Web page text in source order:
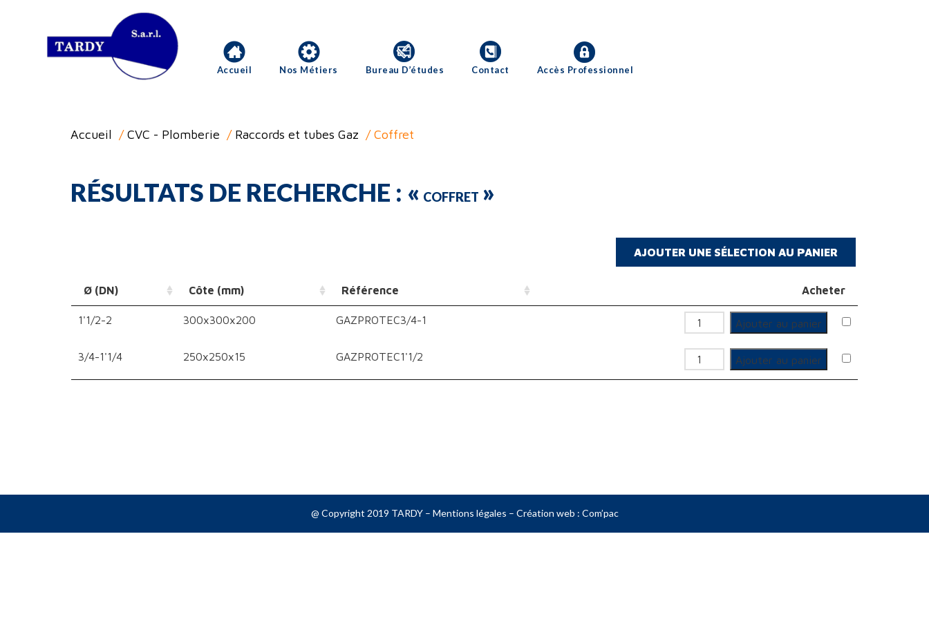
Accueil Nos Métiers Bureau D’études Contact Accès Professionnel
Accueil /CVC - Plomberie / Raccords et tubes Gaz / Coffret
RÉSULTATS DE RECHERCHE : « COFFRET »
Ø (DN) Côte (mm) Référence Acheter
1'1/2-2 300x300x200 GAZPROTEC3/4-1 quantité de Coffret
Ajouter au panier
3/4-1'1/4 250x250x15 GAZPROTEC1'1/2 quantité de Coffret
Ajouter au panier
@ Copyright 2019 TARDY – Mentions légales – Création web : Com’pac